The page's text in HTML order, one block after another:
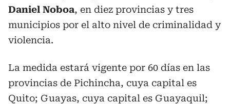
Daniel Noboa, en diez provincias y tres
municipios por el alto nivel de criminalidad y
violencia.
La medida estará vigente por 60 días en las
provincias de Pichincha, cuya capital es
Quito; Guayas, cuya capital es Guayaquil;